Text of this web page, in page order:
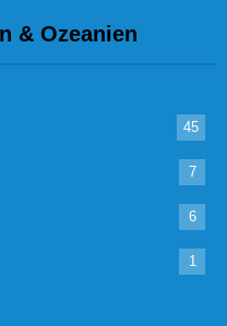
& Ozeanien
45
7
6
1